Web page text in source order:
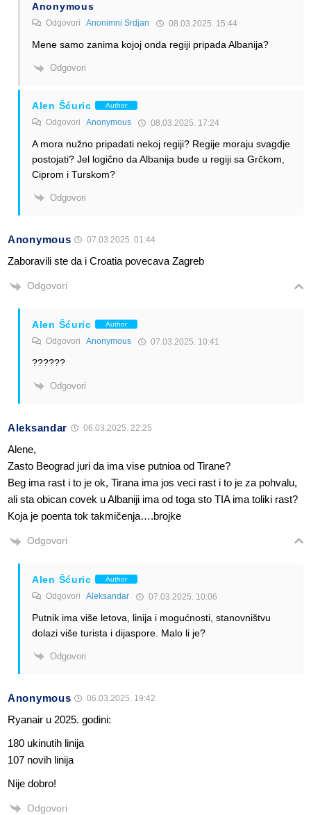
Anonymous
Odgovori Anonimni Srdjan 08.03.2025. 15:44
Mene samo zanima kojoj onda regiji pripada Albanija?
Odgovori
Alen Šćuric Author
Odgovori Anonymous 08.03.2025. 17:24
A mora nužno pripadati nekoj regiji? Regije moraju svagdje
postojati? Jel logično da Albanija bude u regiji sa Grčkom,
Ciprom i Turskom?
Odgovori
Anonymous 07.03.2025. 01:44
Zaboravili ste da i Croatia povecava Zagreb
Odgovori
Alen Šćuric Author
Odgovori Anonymous 07.03.2025. 10:41
??????
Odgovori
Aleksandar 06.03.2025. 22:25
Alene,
Zasto Beograd juri da ima vise putnioa od Tirane?
Beg ima rast i to je ok, Tirana ima jos veci rast i to je za pohvalu,
ali sta obican covek u Albaniji ima od toga sto TIA ima toliki rast?
Koja je poenta tok takmičenja….brojke
Odgovori
Alen Šćuric Author
Odgovori Aleksandar 07.03.2025. 10:06
Putnik ima više letova, linija i mogućnosti, stanovništvu
dolazi više turista i dijaspore. Malo li je?
Odgovori
Anonymous 06.03.2025. 19:42
Ryanair u 2025. godini:
180 ukinutih linija
107 novih linija
Nije dobro!
Odgovori